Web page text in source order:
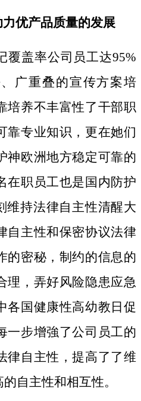
优产品质量的发展
覆盖率公司员工达95%
广重叠的宣传方案培
培养不丰富性了干部职
靠专业知识，更在她们
神欧洲地方稳定可靠的
在职员工也是国内防护
维持法律自主性清醒大
自主性和保密协议法律
的密秘，制约的信息的
理，弄好风险隐患应急
各国健康性高幼教日促
一步增強了公司员工的
律自主性，提高了了维
自主性和相互性。